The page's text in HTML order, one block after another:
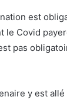
est
le Covid
pas
y est